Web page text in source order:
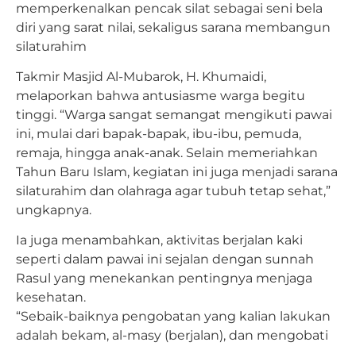
memperkenalkan pencak silat sebagai seni bela
diri yang sarat nilai, sekaligus sarana membangun
silaturahim
Takmir Masjid Al-Mubarok, H. Khumaidi,
melaporkan bahwa antusiasme warga begitu
tinggi. “Warga sangat semangat mengikuti pawai
ini, mulai dari bapak-bapak, ibu-ibu, pemuda,
remaja, hingga anak-anak. Selain memeriahkan
Tahun Baru Islam, kegiatan ini juga menjadi sarana
silaturahim dan olahraga agar tubuh tetap sehat,”
ungkapnya.
Ia juga menambahkan, aktivitas berjalan kaki
seperti dalam pawai ini sejalan dengan sunnah
Rasul yang menekankan pentingnya menjaga
kesehatan.
“Sebaik-baiknya pengobatan yang kalian lakukan
adalah bekam, al-masy (berjalan), dan mengobati